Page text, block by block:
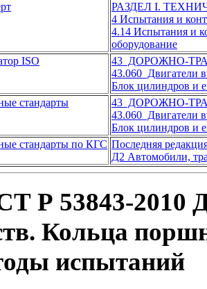
РАЗДЕЛ I.
4 Испытания и
4.14 Испытания и
оборудование
ISO
43 ДОРОЖНО-
43.060 Двигатели
Блок цилиндров и
стандарты
43 ДОРОЖНО-
43.060 Двигатели
Блок цилиндров и
стандарты по КГС Последняя
Д2 Автомобили,
Р 53843-2010
Кольца
испытаний